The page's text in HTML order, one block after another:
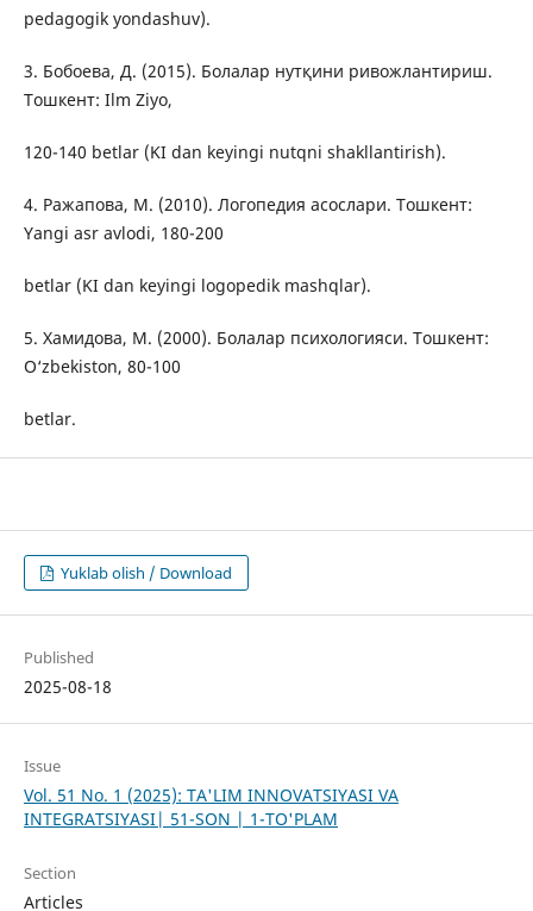
pedagogik yondashuv).
3. Бобоева, Д. (2015). Болалар нутқини ривожлантириш.
Тошкент: Ilm Ziyo,
120-140 betlar (KI dan keyingi nutqni shakllantirish).
4. Ражапова, М. (2010). Логопедия асослари. Тошкент:
Yangi asr avlodi, 180-200
betlar (KI dan keyingi logopedik mashqlar).
5. Хамидова, М. (2000). Болалар психологияси. Тошкент:
O‘zbekiston, 80-100
betlar.
Yuklab olish / Download
Published
2025-08-18
Issue
Vol. 51 No. 1 (2025): TA'LIM INNOVATSIYASI VA
INTEGRATSIYASI| 51-SON | 1-TO'PLAM
Section
Articles